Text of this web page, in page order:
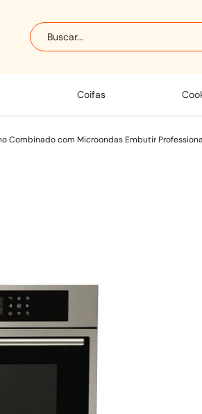
Buscar...
coifas
Combinado com Microondas Embutir